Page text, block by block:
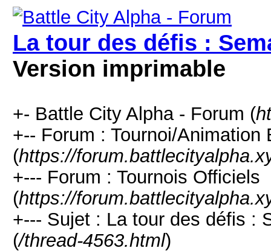
La tour des défis :
Version imprimable
+- Battle City Alpha - Forum (
+-- Forum : Tournoi/Animation
(https://
+--- Forum : Tournois Officiels
(https://
+--- Sujet : La tour des défis :
(/thread-4563.html)